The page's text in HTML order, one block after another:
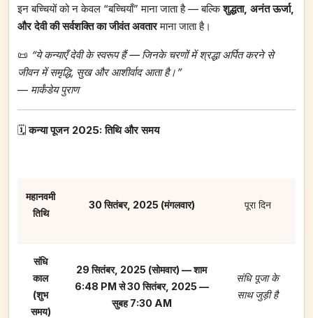
इन बच्चियों को न केवल “बच्चियाँ” माना जाता है — बल्किशुद्धता, अनंत ऊर्जा,
और देवी की सर्वशक्ति का जीवंत अवतारमाना जाता है।
📜 “ये कन्याएँ देवी के स्वरूप हैं — जिनके चरणों में श्रद्धा अर्पित करने से
जीवन में समृद्धि, सुख और आशीर्वाद आता है।”
— मार्कंडेय पुराण
🗓️कन्या पूजन 2025: तिथि और समय
महानवमी
तिथि
30 सितंबर, 2025 (मंगलवार) पूरा दिन
संधि
काल
(शुभ
समय)
29 सितंबर, 2025 (सोमवार) — शाम
6:48 PM से 30 सितंबर, 2025 —
सुबह 7:30 AM
संधि पूजा के
साथ जुड़ी है